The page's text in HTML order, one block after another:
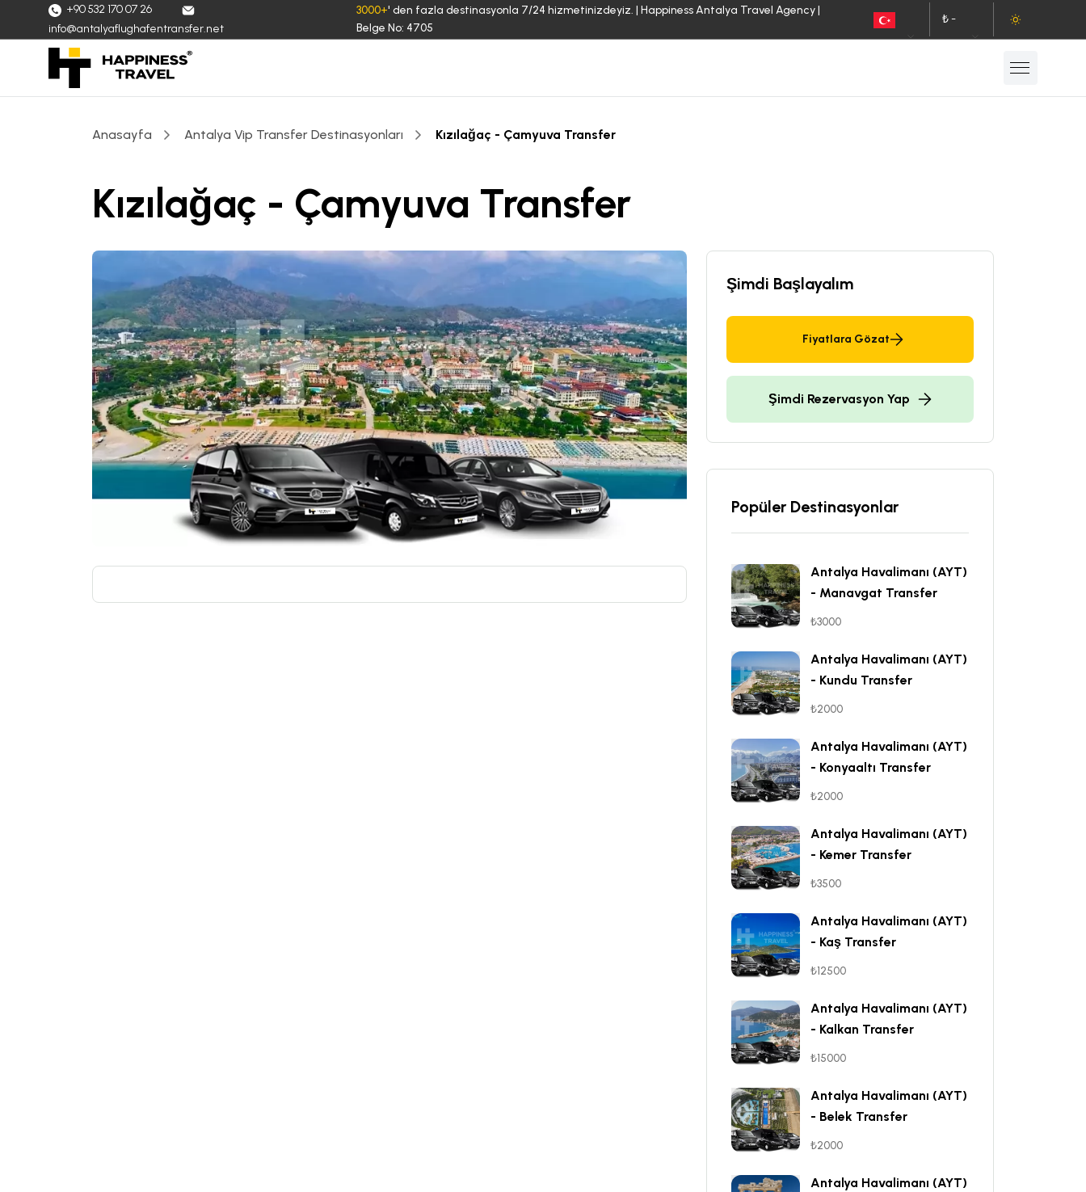
+90 532 170 07 26
info@antalyaflughafentransfer.net
3000+' den fazla destinasyonla 7/24 hizmetinizdeyiz. | Happiness Antalya Travel Agency |
Belge No: 4705
₺ -
Anasayfa Antalya Vip Transfer Destinasyonları Kızılağaç - Çamyuva Transfer
Kızılağaç - Çamyuva Transfer
Şimdi Başlayalım
Fiyatlara Gözat
Şimdi Rezervasyon Yap
Popüler Destinasyonlar
Antalya Havalimanı (AYT)
- Manavgat Transfer
₺3000
Antalya Havalimanı (AYT)
- Kundu Transfer
₺2000
Antalya Havalimanı (AYT)
- Konyaaltı Transfer
₺2000
Antalya Havalimanı (AYT)
- Kemer Transfer
₺3500
Antalya Havalimanı (AYT)
- Kaş Transfer
₺12500
Antalya Havalimanı (AYT)
- Kalkan Transfer
₺15000
Antalya Havalimanı (AYT)
- Belek Transfer
₺2000
Antalya Havalimanı (AYT)